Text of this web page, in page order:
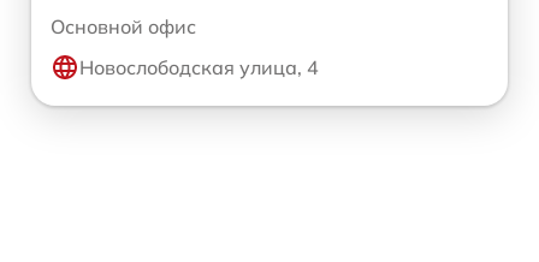
Основной офис
Новослободская улица, 4